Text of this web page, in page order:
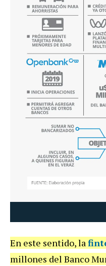
En este sentido, la
millones del Banco